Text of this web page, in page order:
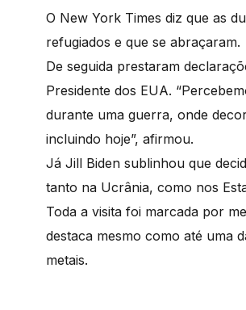
O New York Times diz que as
refugiados e que se abraçaram.
De seguida prestaram
Presidente dos EUA.
durante uma guerra, onde
incluindo hoje”, afirmou.
Já Jill Biden sublinhou que
tanto na Ucrânia, como nos
Toda a visita foi marcada por
destaca mesmo como até uma
metais.